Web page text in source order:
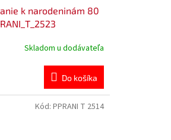
k narodeninám 80
Skladom u dodávateľa
Do košíka
Kód: PPRANI T 2514